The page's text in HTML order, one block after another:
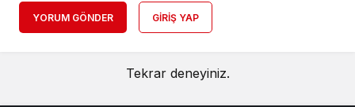
YORUM GÖNDER GIRIŞ YAP
Tekrar deneyiniz.